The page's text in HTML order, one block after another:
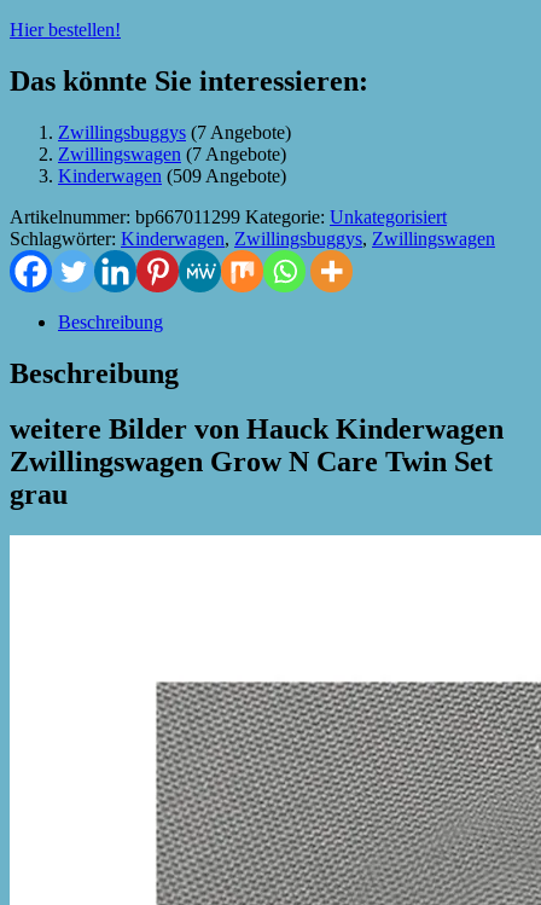
Hier bestellen!
Das könnte Sie interessieren:
Zwillingsbuggys (7 Angebote)
Zwillingswagen (7 Angebote)
Kinderwagen (509 Angebote)
Artikelnummer: bp667011299 Kategorie: Unkategorisiert
Schlagwörter: Kinderwagen, Zwillingsbuggys, Zwillingswagen
Beschreibung
Beschreibung
weitere Bilder von Hauck Kinderwagen
Zwillingswagen Grow N Care Twin Set
grau